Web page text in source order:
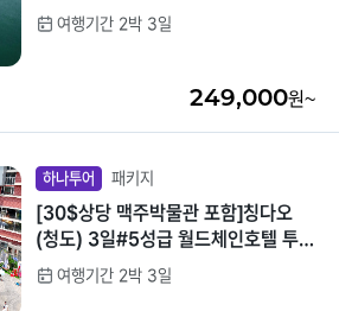
정 #전일정특식 #쇼핑센터방문NO!
#맥주박물관포함
여행기간 2박 3일
249,000원~
하나투어 패키지
[30$상당 맥주박물관 포함]칭다오
(청도) 3일#5성급 월드체인호텔 투숙
#전일정특식 #쇼핑센터방문NO! #맥
주박물관포함
여행기간 2박 3일